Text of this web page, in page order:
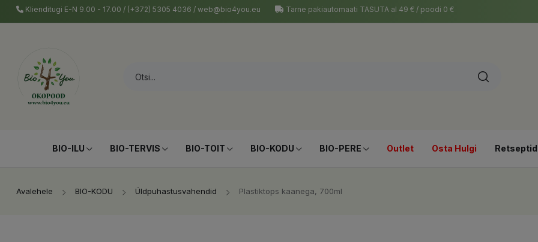
Klienditugi E-N 9.00 - 17.00 / (+372) 5305 4036 / web@bio4you.eu Tarne pakiautomaati TASUTA al 49 € / poodi 0 €
BIO-ILU BIO-TERVIS BIO-TOIT BIO-KODU BIO-PERE Outlet Osta Hulgi Retseptid
Avalehele BIO-KODU Üldpuhastusvahendid Plastiktops kaanega, 700ml